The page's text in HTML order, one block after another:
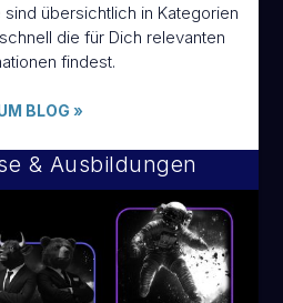
sind übersichtlich in Kategorien
die für Dich relevanten
findest.
BLOG »
& Ausbildungen